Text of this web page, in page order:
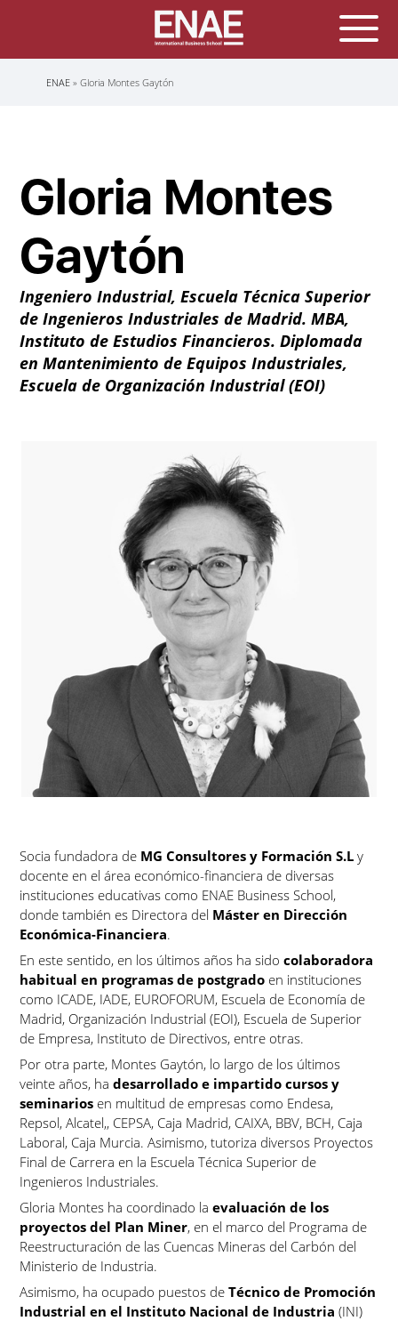
Sobrescribir
ENAE Gloria Montes Gaytón
Gloria Montes
Gaytón
Ingeniero Industrial, Escuela Técnica Superior
de Ingenieros Industriales de Madrid. MBA,
Instituto de Estudios Financieros. Diplomada
en Mantenimiento de Equipos Industriales,
Escuela de Organización Industrial (EOI)
Socia fundadora de MG Consultores y Formación S.L y
docente en el área económico-financiera de diversas
instituciones educativas como ENAE Business School,
donde también es Directora del Máster en Dirección
Económica-Financiera.
En este sentido, en los últimos años ha sidocolaboradora
habitual en programas de postgrado en instituciones
como ICADE, IADE, EUROFORUM, Escuela de Economía de
Madrid, Organización Industrial (EOI), Escuela de Superior
de Empresa, Instituto de Directivos, entre otras.
Por otra parte, Montes Gaytón, lo largo de los últimos
veinte años, hadesarrollado e impartido cursos y
seminarios en multitud de empresas como Endesa,
Repsol, Alcatel,, CEPSA, Caja Madrid, CAIXA, BBV, BCH, Caja
Laboral, Caja Murcia. Asimismo, tutoriza diversos Proyectos
Final de Carrera en la Escuela Técnica Superior de
Ingenieros Industriales.
Gloria Montes ha coordinado laevaluación de los
proyectos del Plan Miner, en el marco del Programa de
Reestructuración de las Cuencas Mineras del Carbón del
Ministerio de Industria.
Asimismo, ha ocupado puestos deTécnico de Promoción
Industrial en el Instituto Nacional de Industria (INI)